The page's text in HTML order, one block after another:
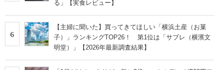
る」【実食レビュー】
6
【主婦に聞いた】買ってきてほしい「横浜土産（お菓
子）」ランキングTOP26！ 第1位は「サブレ（横濱文
明堂）」【2026年最新調査結果】